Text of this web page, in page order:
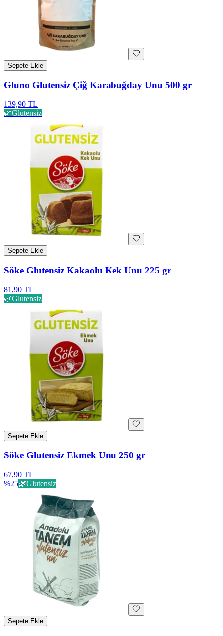
Sepete Ekle
Gluno Glutensiz Çiğ Karabuğday Unu 500 gr
139,90 TL
🌿Glutensiz
Sepete Ekle
Söke Glutensiz Kakaolu Kek Unu 225 gr
81,90 TL
🌿Glutensiz
Sepete Ekle
Söke Glutensiz Ekmek Unu 250 gr
67,90 TL
%25🌿Glutensiz
Sepete Ekle